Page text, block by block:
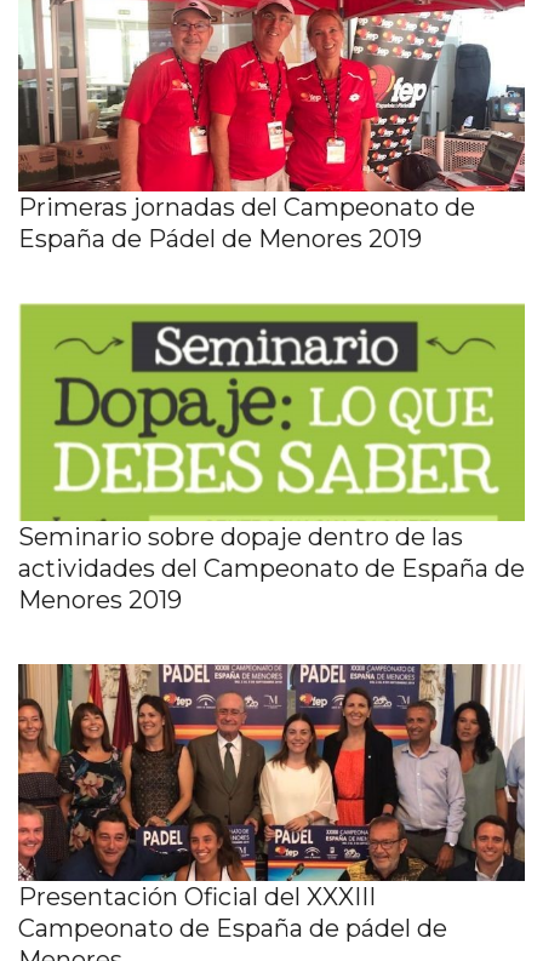
Primeras jornadas del Campeonato de
España de Pádel de Menores 2019
Seminario sobre dopaje dentro de las
actividades del Campeonato de España de
Menores 2019
Presentación Oficial del XXXIII
Campeonato de España de pádel de